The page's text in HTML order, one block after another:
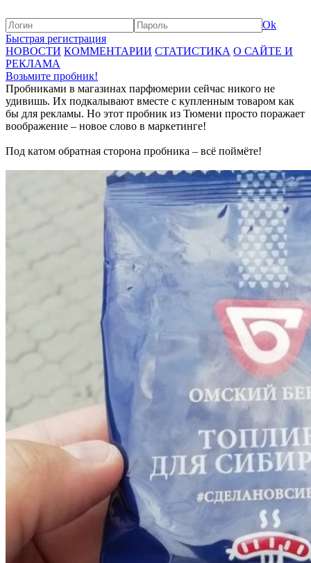
Ok
Быстрая регистрация
НОВОСТИ КОММЕНТАРИИ СТАТИСТИКА О САЙТЕ И
РЕКЛАМА
Возьмите пробник!
Пробниками в магазинах парфюмерии сейчас никого не
удивишь. Их подкалывают вместе с купленным товаром как
бы для рекламы. Но этот пробник из Тюмени просто поражает
воображение – новое слово в маркетинге!
Под катом обратная сторона пробника – всё поймёте!